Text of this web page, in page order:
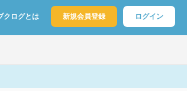
クログとは 新規会員登録 ログイン